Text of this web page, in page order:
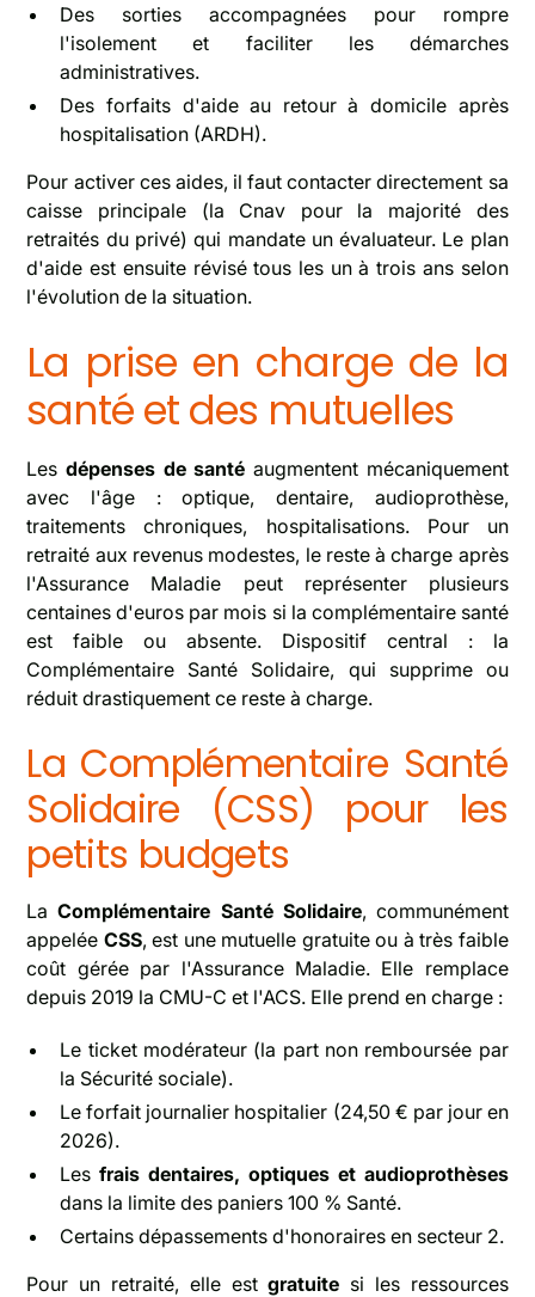
Des sorties accompagnées pour rompre
l'isolement et faciliter les démarches
administratives.
Des forfaits d'aide au retour à domicile après
hospitalisation (ARDH).
Pour activer ces aides, il faut contacter directement sa
caisse principale (la Cnav pour la majorité des
retraités du privé) qui mandate un évaluateur. Le plan
d'aide est ensuite révisé tous les un à trois ans selon
l'évolution de la situation.
La prise en charge de la
santé et des mutuelles
Lesdépenses de santé augmentent mécaniquement
avec l'âge : optique, dentaire, audioprothèse,
traitements chroniques, hospitalisations. Pour un
retraité aux revenus modestes, le reste à charge après
l'Assurance Maladie peut représenter plusieurs
centaines d'euros par mois si la complémentaire santé
est faible ou absente. Dispositif central : la
Complémentaire Santé Solidaire, qui supprime ou
réduit drastiquement ce reste à charge.
La Complémentaire Santé
Solidaire (CSS) pour les
petits budgets
LaComplémentaire Santé Solidaire, communément
appelée CSS, est une mutuelle gratuite ou à très faible
coût gérée par l'Assurance Maladie. Elle remplace
depuis 2019 la CMU-C et l'ACS. Elle prend en charge :
Le ticket modérateur (la part non remboursée par
la Sécurité sociale).
Le forfait journalier hospitalier (24,50 € par jour en
2026).
Lesfrais dentaires, optiques et audioprothèses
dans la limite des paniers 100 % Santé.
Certains dépassements d'honoraires en secteur 2.
Pour un retraité, elle estgratuite si les ressources